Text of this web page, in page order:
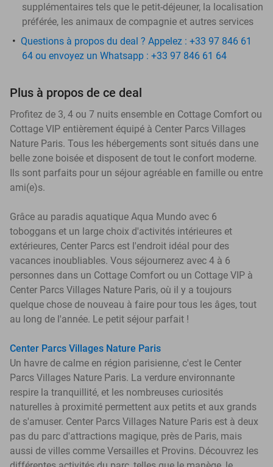
supplémentaires tels que le petit-déjeuner, la localisation
préférée, les animaux de compagnie et autres services
Questions à propos du deal ? Appelez : +33 97 846 61
64 ou envoyez un Whatsapp : +33 97 846 61 64
Plus à propos de ce deal
Profitez de 3, 4 ou 7 nuits ensemble en Cottage Comfort ou
Cottage VIP entièrement équipé à Center Parcs Villages
Nature Paris. Tous les hébergements sont situés dans une
belle zone boisée et disposent de tout le confort moderne.
Ils sont parfaits pour un séjour agréable en famille ou entre
ami(e)s.
Grâce au paradis aquatique Aqua Mundo avec 6
toboggans et un large choix d'activités intérieures et
extérieures, Center Parcs est l'endroit idéal pour des
vacances inoubliables. Vous séjournerez avec 4 à 6
personnes dans un Cottage Comfort ou un Cottage VIP à
Center Parcs Villages Nature Paris, où il y a toujours
quelque chose de nouveau à faire pour tous les âges, tout
au long de l'année. Le petit séjour parfait !
Center Parcs Villages Nature Paris
Un havre de calme en région parisienne, c'est le Center
Parcs Villages Nature Paris. La verdure environnante
respire la tranquillité, et les nombreuses curiosités
naturelles à proximité permettent aux petits et aux grands
de s'amuser. Center Parcs Villages Nature Paris est à deux
pas du parc d'attractions magique, près de Paris, mais
aussi de villes comme Versailles et Provins. Découvrez les